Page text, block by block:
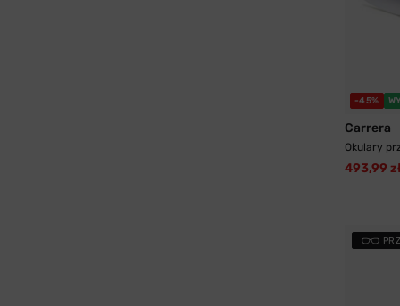
-45%
Carrera
Okulary
493,99 zł